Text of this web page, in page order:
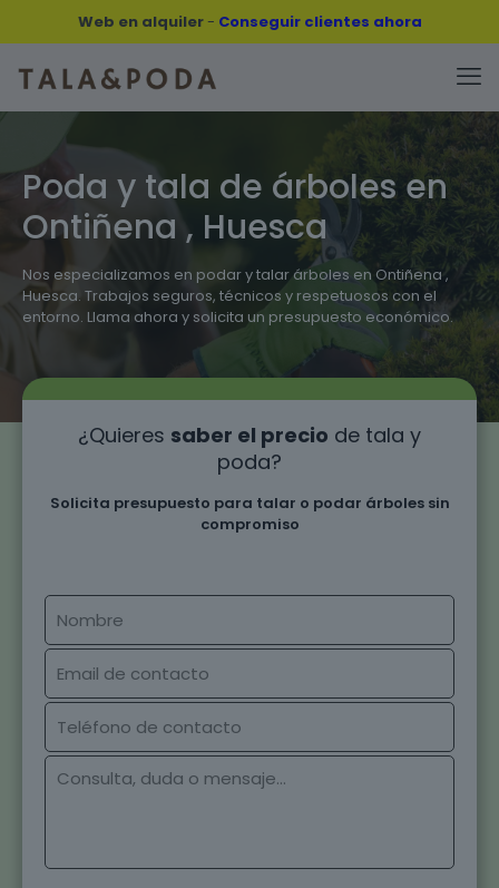
Web en alquiler- Conseguir clientes ahora
Poda y tala de árboles en
Ontiñena , Huesca
Nos especializamos en podar y talar árboles en Ontiñena ,
Huesca. Trabajos seguros, técnicos y respetuosos con el
entorno. Llama ahora y solicita un presupuesto económico.
¿Quieres saber el precio de tala y
poda?
Solicita presupuesto para talar o podar árboles sin
compromiso